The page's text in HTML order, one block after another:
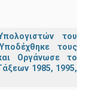
του
τους
Οργάνωσε το
1985, 1995,